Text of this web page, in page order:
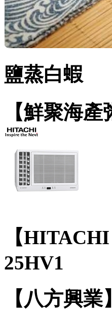
鹽蒸白蝦
【鮮聚海產
【
25HV1
【八方興業】